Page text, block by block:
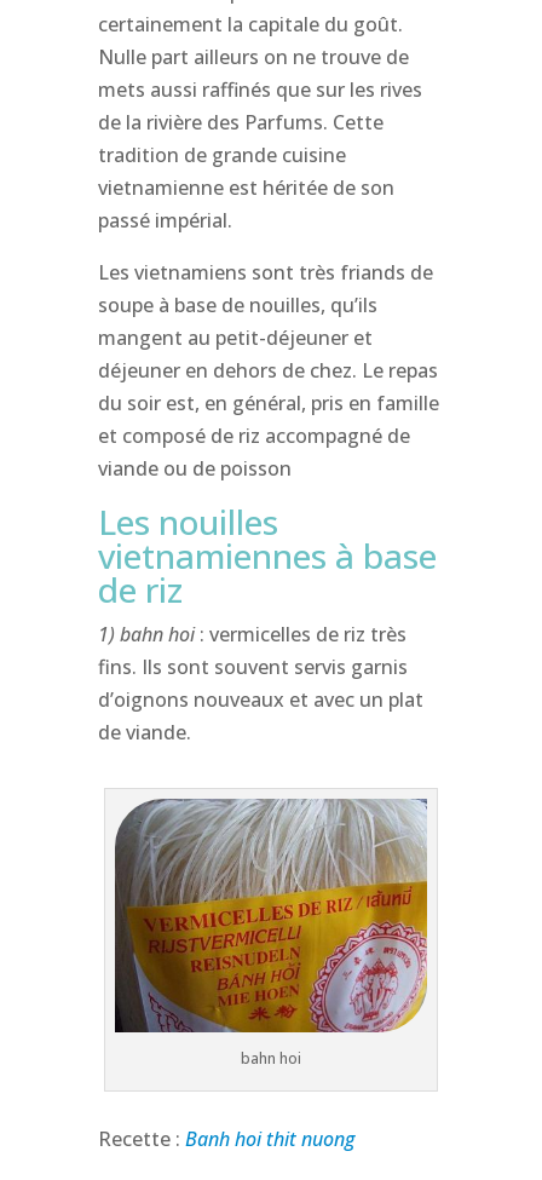
certainement la capitale du goût.
Nulle part ailleurs on ne trouve de
mets aussi raffinés que sur les rives
de la rivière des Parfums. Cette
tradition de grande cuisine
vietnamienne est héritée de son
passé impérial.
Les vietnamiens sont très friands de
soupe à base de nouilles, qu’ils
mangent au petit-déjeuner et
déjeuner en dehors de chez. Le repas
du soir est, en général, pris en famille
et composé de riz accompagné de
viande ou de poisson
Les nouilles
vietnamiennes à base
de riz
1) bahn hoi: vermicelles de riz très
fins. Ils sont souvent servis garnis
d’oignons nouveaux et avec un plat
de viande.
bahn hoi
Recette : Banh hoi thit nuong